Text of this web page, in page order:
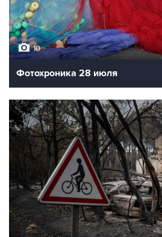
10
Фотохроника 28 июля